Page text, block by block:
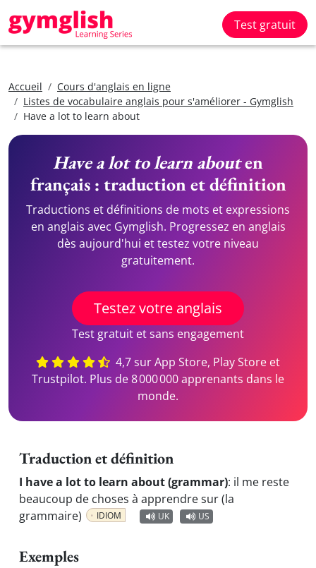
Test gratuit
Accueil
Cours d'anglais en ligne
Listes de vocabulaire anglais pour s'améliorer - Gymglish
Have a lot to learn about
Have a lot to learn abouten
français : traduction et définition
Traductions et définitions de mots et expressions
en anglais avec Gymglish. Progressez en anglais
dès aujourd'hui et testez votre niveau
gratuitement.
Testez votre anglais
Test gratuit et sans engagement
4,7 sur App Store, Play Store et
Trustpilot. Plus de 8 000 000 apprenants dans le
monde.
Traduction et définition
I have a lot to learn about (grammar): il me reste
beaucoup de choses à apprendre sur (la
grammaire)
IDIOM UK US
Exemples